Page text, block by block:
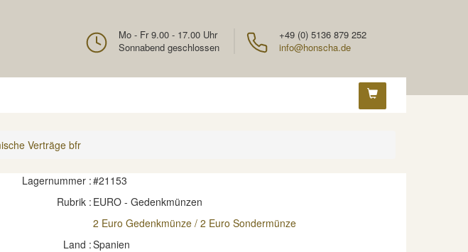
+49 (0) 5136 879 252
info@honscha.de
Mo - Fr 9.00 - 17.00 Uhr
Sonnabend geschlossen
Verträge bfr
Lagernummer :#21153
Rubrik : EURO - Gedenkmünzen
2 Euro Gedenkmünze / 2 Euro Sondermünze
Land :Spanien